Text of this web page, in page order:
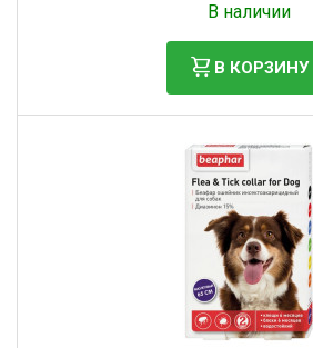
В наличии
В КОРЗИНУ